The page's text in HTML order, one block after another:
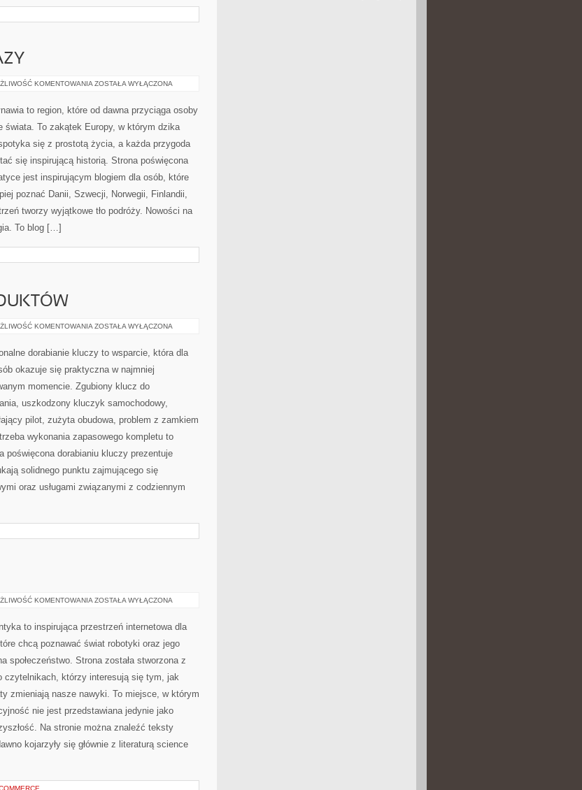
KOMENTOWANIA PRZYRODA
ZOSTAŁA WYŁĄCZONA
to region, które od dawna przyciąga osoby
świata. To zakątek Europy, w którym dzika
się z prostotą życia, a każda przygoda
się inspirującą historią. Strona poświęcona
jest inspirującym blogiem dla osób, które
poznać Danii, Szwecji, Norwegii, Finlandii,
tworzy wyjątkowe tło podróży. Nowości na
To blog […]
KOMENTOWANIA TESTY
PRODUKTÓW
ZOSTAŁA WYŁĄCZONA
dorabianie kluczy to wsparcie, która dla
okazuje się praktyczna w najmniej
momencie. Zgubiony klucz do
uszkodzony kluczyk samochodowy,
pilot, zużyta obudowa, problem z zamkiem
wykonania zapasowego kompletu to
dorabianiu kluczy prezentuje
solidnego punktu zajmującego się
oraz usługami związanymi z codziennym
KOMENTOWANIA AUGMENTYKA
ZOSTAŁA WYŁĄCZONA
to inspirująca przestrzeń internetowa dla
chcą poznawać świat robotyki oraz jego
społeczeństwo. Strona została stworzona z
czytelnikach, którzy interesują się tym, jak
zmieniają nasze nawyki. To miejsce, w którym
nie jest przedstawiana jedynie jako
Na stronie można znaleźć teksty
kojarzyły się głównie z literaturą science